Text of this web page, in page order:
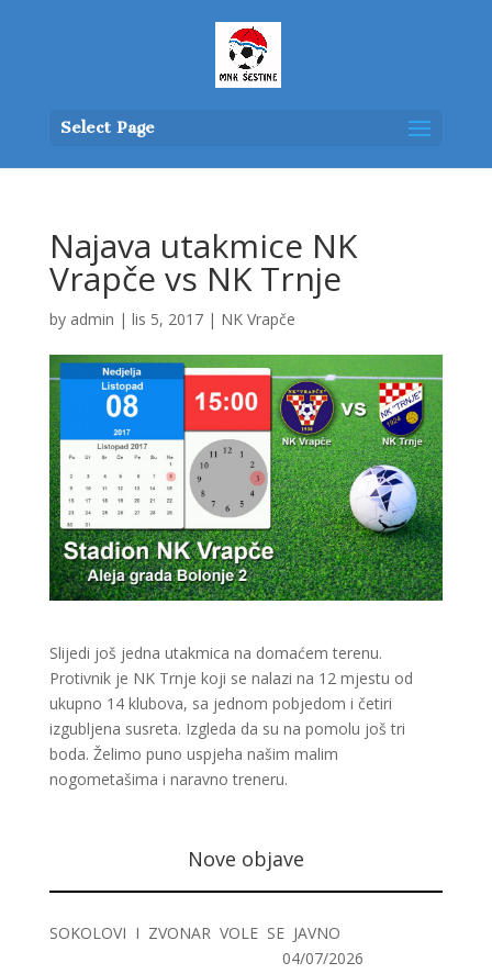
Select Page
Najava utakmice NK
Vrapče vs NK Trnje
by admin | lis 5, 2017| NK Vrapče
Slijedi još jedna utakmica na domaćem terenu.
Protivnik je NK Trnje koji se nalazi na 12 mjestu od
ukupno 14 klubova, sa jednom pobjedom i četiri
izgubljena susreta. Izgleda da su na pomolu još tri
boda. Želimo puno uspjeha našim malim
nogometašima i naravno treneru.
Nove objave
SOKOLOVI I ZVONAR VOLE SE JAVNO
04/07/2026